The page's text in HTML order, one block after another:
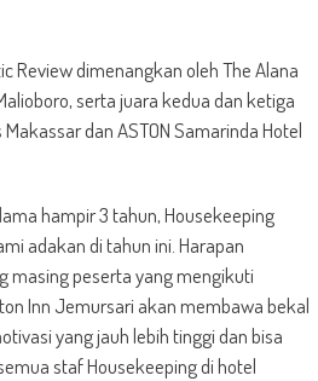
Review dimenangkan oleh The Alana
serta juara kedua dan ketiga
dan ASTON Samarinda Hotel
hampir 3 tahun, Housekeeping
adakan di tahun ini. Harapan
masing peserta yang mengikuti
Inn Jemursari akan membawa bekal
yang jauh lebih tinggi dan bisa
staf Housekeeping di hotel